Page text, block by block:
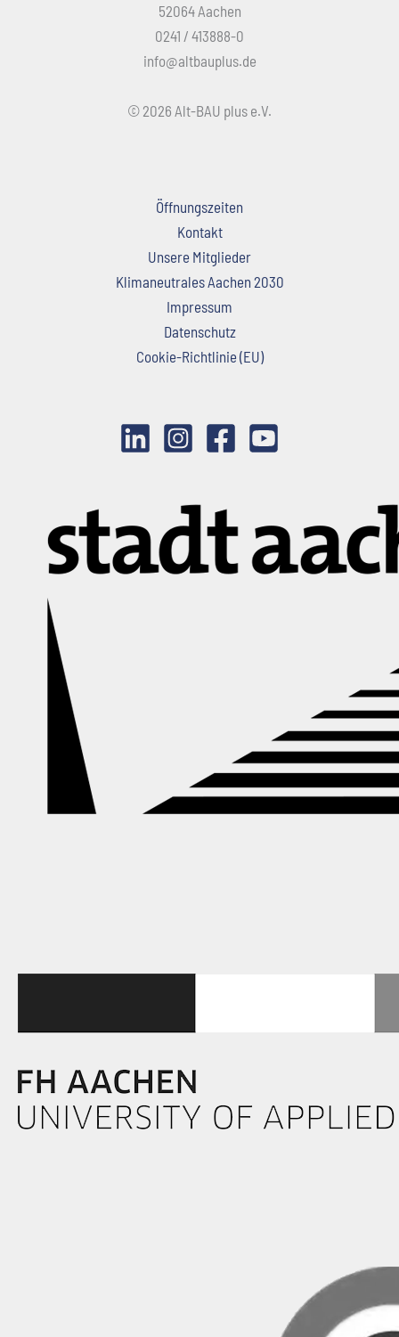
52064 Aachen
0241 / 413888-0
info@altbauplus.de
© 2026 Alt-BAU plus e.V.
Öffnungszeiten
Kontakt
Unsere Mitglieder
Klimaneutrales Aachen 2030
Impressum
Datenschutz
Cookie-Richtlinie (EU)